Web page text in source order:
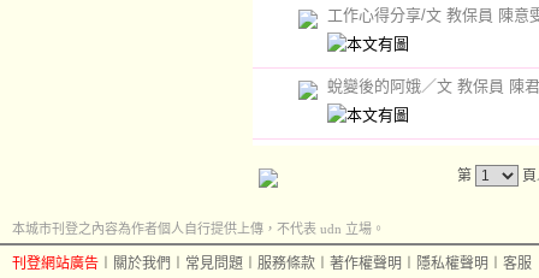
工作心得分享/文 教保員 陳意
蛻變後的阿娥／文 教保員 陳
第
本城市刊登之內容為作者個人自行提供上傳，不代表 udn 立場。
刊登網站廣告 關於我們 常見問題 服務條款 著作權聲明 隱私權聲明 客服